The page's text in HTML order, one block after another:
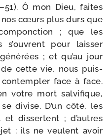
Ô mon Dieu, faites
cœurs plus durs que
; que les
pour lais­ser
; et qu’au jour
cette vie, nous puis­
face à face.
votre mort sal­vi­fique,
divise. D’un côté, les
dis­sertent ; d’autres
: ils ne veulent avoir